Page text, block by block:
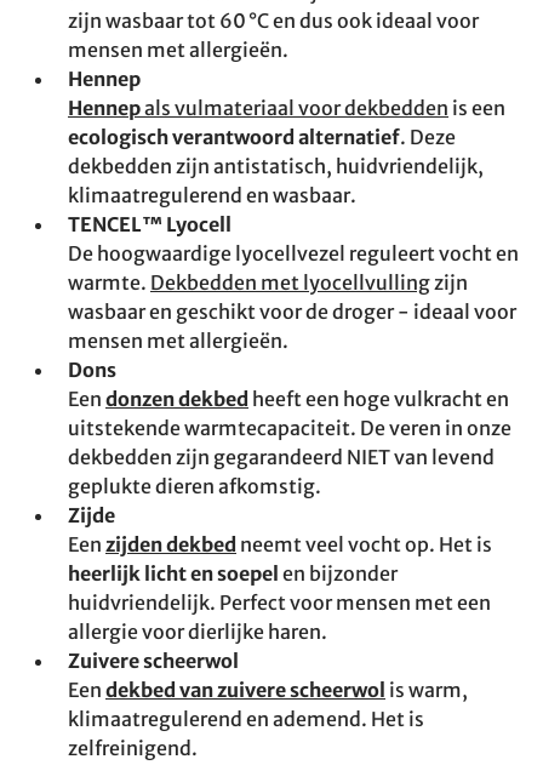
zijn wasbaar tot 60 °C en dus ook ideaal voor
mensen met allergieën.
Hennep
Hennepals vulmateriaal voor dekbedden is een
ecologisch verantwoord alternatief. Deze
dekbedden zijn antistatisch, huidvriendelijk,
klimaatregulerend en wasbaar.
TENCEL™ Lyocell
De hoogwaardige lyocellvezel reguleert vocht en
warmte. Dekbedden met lyocellvullingzijn
wasbaar en geschikt voor de droger - ideaal voor
mensen met allergieën.
Dons
Een donzen dekbed heeft een hoge vulkracht en
uitstekende warmtecapaciteit. De veren in onze
dekbedden zijn gegarandeerd NIET van levend
geplukte dieren afkomstig.
Zijde
Een zijden dekbed neemt veel vocht op. Het is
heerlijk licht en soepel en bijzonder
huidvriendelijk. Perfect voor mensen met een
allergie voor dierlijke haren.
Zuivere scheerwol
Een dekbed van zuivere scheerwol is warm,
klimaatregulerend en ademend. Het is
zelfreinigend.